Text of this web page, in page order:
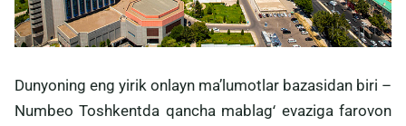
Dunyoning eng yirik onlayn maʼlumotlar bazasidan biri –
Numbeo Toshkentda qancha mablagʻ evaziga farovon